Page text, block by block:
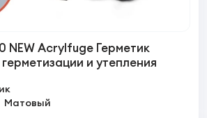
NEW Acrylfuge Герметик
и утепления
Матовый